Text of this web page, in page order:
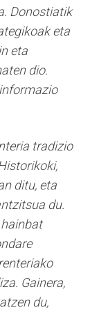
Donostiatik
eta
eta
dio.
tradizio
ditu, eta
du.
Gainera,
du,